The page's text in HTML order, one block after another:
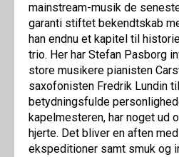
mainstream-musik de
garanti stiftet bekendtskab
han endnu et kapitel til
trio. Her har Stefan Pasborg
store musikere pianisten
saxofonisten Fredrik Lundin
betydningsfulde
kapelmesteren, har noget ud
hjerte. Det bliver en aften
ekspeditioner samt smuk og